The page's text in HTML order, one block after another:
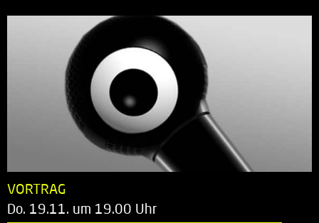
VORTRAG
Do. 19.11. um 19.00 Uhr